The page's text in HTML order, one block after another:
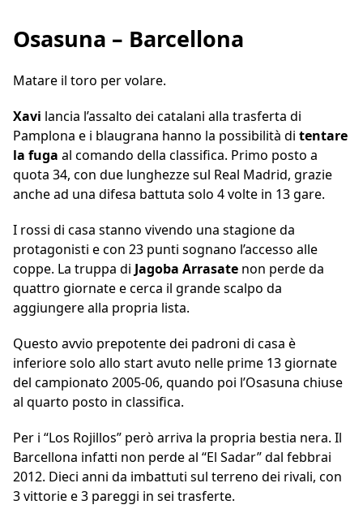
Osasuna – Barcellona
Matare il toro per volare.
Xavi lancia l’assalto dei catalani alla trasferta di
Pamplona e i blaugrana hanno la possibilità di tentare
la fuga al comando della classifica. Primo posto a
quota 34, con due lunghezze sul Real Madrid, grazie
anche ad una difesa battuta solo 4 volte in 13 gare.
I rossi di casa stanno vivendo una stagione da
protagonisti e con 23 punti sognano l’accesso alle
coppe. La truppa di Jagoba Arrasate non perde da
quattro giornate e cerca il grande scalpo da
aggiungere alla propria lista.
Questo avvio prepotente dei padroni di casa è
inferiore solo allo start avuto nelle prime 13 giornate
del campionato 2005-06, quando poi l’Osasuna chiuse
al quarto posto in classifica.
Per i “Los Rojillos” però arriva la propria bestia nera. Il
Barcellona infatti non perde al “El Sadar” dal febbrai
2012. Dieci anni da imbattuti sul terreno dei rivali, con
3 vittorie e 3 pareggi in sei trasferte.